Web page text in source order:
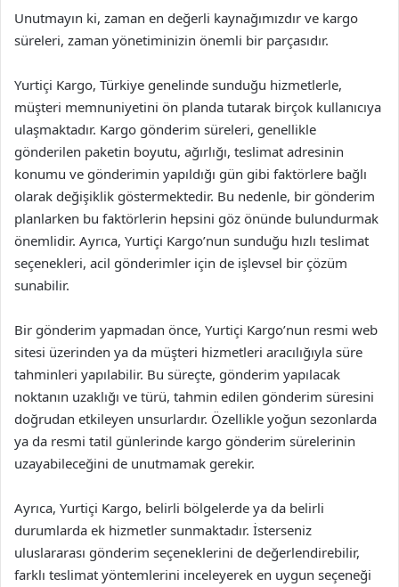
Unutmayın ki, zaman en değerli kaynağımızdır ve kargo
süreleri, zaman yönetiminizin önemli bir parçasıdır.
Yurtiçi Kargo, Türkiye genelinde sunduğu hizmetlerle,
müşteri memnuniyetini ön planda tutarak birçok kullanıcıya
ulaşmaktadır. Kargo gönderim süreleri, genellikle
gönderilen paketin boyutu, ağırlığı, teslimat adresinin
konumu ve gönderimin yapıldığı gün gibi faktörlere bağlı
olarak değişiklik göstermektedir. Bu nedenle, bir gönderim
planlarken bu faktörlerin hepsini göz önünde bulundurmak
önemlidir. Ayrıca, Yurtiçi Kargo’nun sunduğu hızlı teslimat
seçenekleri, acil gönderimler için de işlevsel bir çözüm
sunabilir.
Bir gönderim yapmadan önce, Yurtiçi Kargo’nun resmi web
sitesi üzerinden ya da müşteri hizmetleri aracılığıyla süre
tahminleri yapılabilir. Bu süreçte, gönderim yapılacak
noktanın uzaklığı ve türü, tahmin edilen gönderim süresini
doğrudan etkileyen unsurlardır. Özellikle yoğun sezonlarda
ya da resmi tatil günlerinde kargo gönderim sürelerinin
uzayabileceğini de unutmamak gerekir.
Ayrıca, Yurtiçi Kargo, belirli bölgelerde ya da belirli
durumlarda ek hizmetler sunmaktadır. İsterseniz
uluslararası gönderim seçeneklerini de değerlendirebilir,
farklı teslimat yöntemlerini inceleyerek en uygun seçeneği